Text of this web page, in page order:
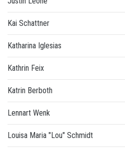
Kai Schattner
Katharina Iglesias
Kathrin Feix
Katrin Berboth
Lennart Wenk
Louisa Maria "Lou" Schmidt